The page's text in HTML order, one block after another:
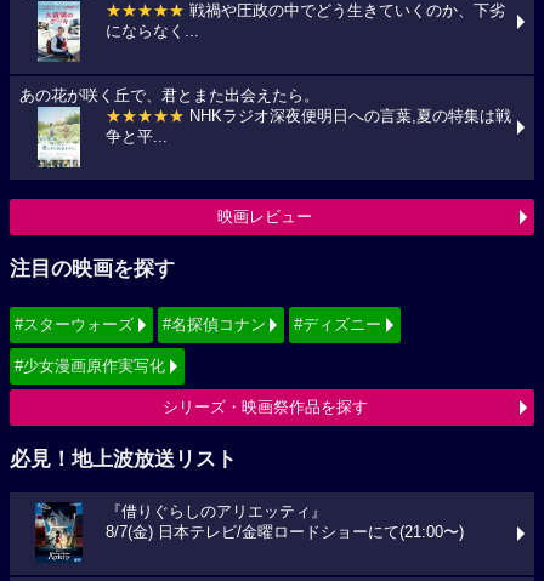
★★★★★ 戦禍や圧政の中でどう生きていくのか、下劣
にならなく...
あの花が咲く丘で、君とまた出会えたら。
★★★★★ NHKラジオ深夜便明日への言葉,夏の特集は戦
争と平...
映画レビュー
注目の映画を探す
#スターウォーズ #名探偵コナン #ディズニー
#少女漫画原作実写化
シリーズ・映画祭作品を探す
必見！地上波放送リスト
『借りぐらしのアリエッティ』
8/7(金) 日本テレビ/金曜ロードショーにて(21:00〜)